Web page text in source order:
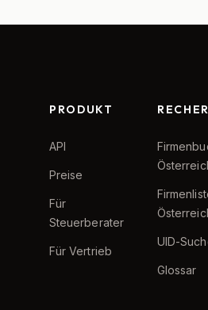
PRODUKT
API
Preise
Für
Steuerberater
Für Vertrieb
UID-
Glossar